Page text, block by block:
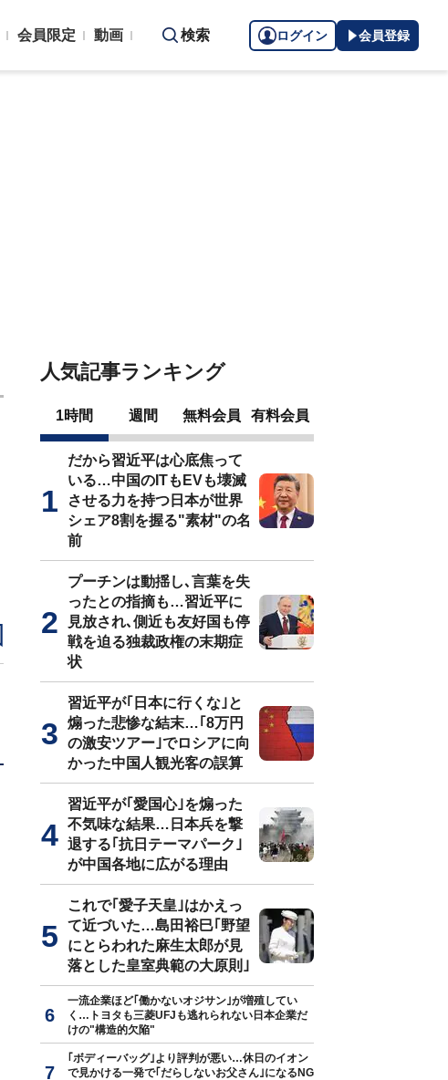
会員限定 動画 検索 ログイン 会員登録
人気記事ランキング
1時間 週間 無料会員 有料会員
だから習近平は心底焦って
いる…中国のITもEVも壊滅
させる力を持つ日本が世界
シェア8割を握る"素材"の名
前
プーチンは動揺し､言葉を失
ったとの指摘も…習近平に
見放され､側近も友好国も停
戦を迫る独裁政権の末期症
状
習近平が｢日本に行くな｣と
煽った悲惨な結末…｢8万円
の激安ツアー｣でロシアに向
かった中国人観光客の誤算
習近平が｢愛国心｣を煽った
不気味な結果…日本兵を撃
退する｢抗日テーマパーク｣
が中国各地に広がる理由
これで｢愛子天皇｣はかえっ
て近づいた…島田裕巳｢野望
にとらわれた麻生太郎が見
落とした皇室典範の大原則｣
一流企業ほど｢働かないオジサン｣が増殖してい
く…トヨタも三菱UFJも逃れられない日本企業だ
けの"構造的欠陥"
｢ボディーバッグ｣より評判が悪い…休日のイオン
で見かける一発で｢だらしないお父さん｣になるNG